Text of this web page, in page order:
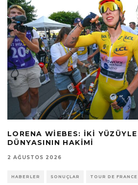
LORENA WIEBES: İKI
DÜNYASININ HAKIMI
2 AĞUSTOS 2026
HABERLER SONUÇLAR TOUR DE FRANCE